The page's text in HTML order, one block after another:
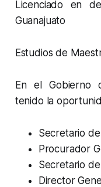
Licenciado en
Guanajuato
Estudios de
En el Gobierno
tenido la
Secretario
Procurador
Secretario
Director